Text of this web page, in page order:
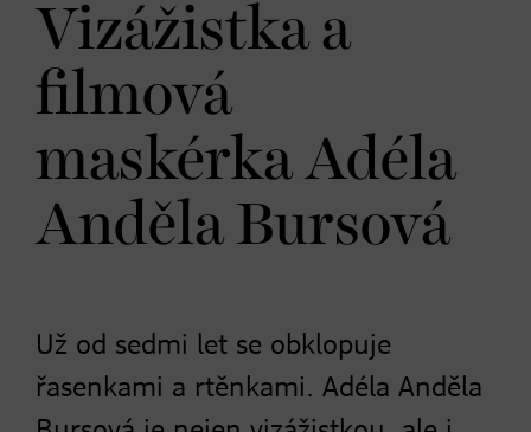
Vizážistka a
filmová
maskérka Adéla
Anděla Bursová
Už od sedmi let se obklopuje
řasenkami a rtěnkami. Adéla Anděla